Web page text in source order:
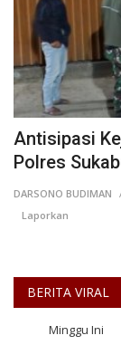
Pekerja
Ekonomi
Pendidikan
Informasi
Olahraga
Layanan Publik
Perempuan/
Antisipasi
Polres
DARSONO BUDIMAN
Laporkan
BERITA VIRAL
Minggu Ini